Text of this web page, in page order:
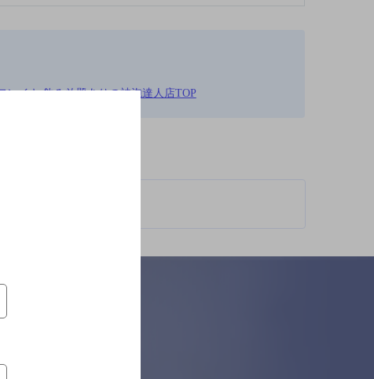
ンイキ,飲み放題ありの神泡達人店TOP
柄が異なります。